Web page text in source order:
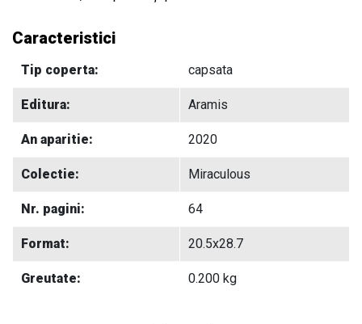
Caracteristici
Tip coperta: capsata
Editura: Aramis
An aparitie: 2020
Colectie: Miraculous
Nr. pagini: 64
Format: 20.5x28.7
Greutate: 0.200 kg